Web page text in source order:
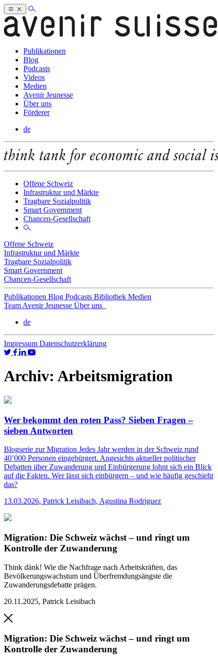
Publikationen
Blog
Podcasts
Videos
Medien
Avenir Jeunesse
Über uns
Förderer
de
Offene Schweiz
Infrastruktur und Märkte
Tragbare Sozialpolitik
Smart Government
Chancen-Gesellschaft
Offene Schweiz
Infrastruktur und Märkte
Tragbare Sozialpolitik
Smart Government
Chancen-Gesellschaft
Publikationen Blog Podcasts Bibliothek Medien
Team Avenir Jeunesse Über uns
de
Impressum Datenschutzerklärung
Archiv: Arbeitsmigration
Wer bekommt den roten Pass? Sieben Fragen –
sieben Antworten
Blogserie zur Migration Jedes Jahr werden in der Schweiz rund
40’000 Personen eingebürgert. Angesichts aktueller politischer
Debatten über Zuwanderung und Einbürgerung lohnt sich ein Blick
auf die Fakten. Wer lässt sich einbürgern – und wie häufig geschieht
das?
13.03.2026, Patrick Leisibach, Agustina Rodriguez
Migration: Die Schweiz wächst – und ringt um
Kontrolle der Zuwanderung
Think dänk! Wie die Nachfrage nach Arbeitskräften, das
Bevölkerungswachstum und Überfremdungsängste die
Zuwanderungsdebatte prägen.
20.11.2025, Patrick Leisibach
Migration: Die Schweiz wächst – und ringt um
Kontrolle der Zuwanderung